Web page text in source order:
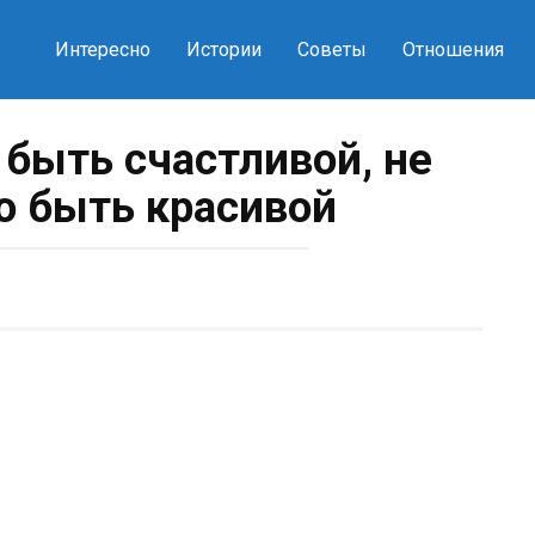
Интересно Истории Советы Отношения
счастливой, не
быть красивой